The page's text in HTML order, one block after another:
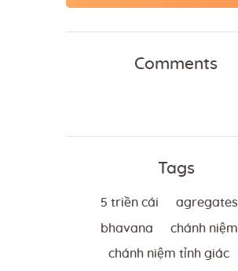
Comments
Tags
5 triền cái agregates
bhavana chánh niệm
chánh niệm tỉnh giác